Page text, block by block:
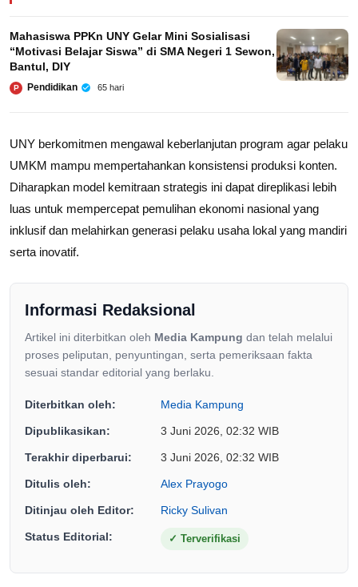
Mahasiswa PPKn UNY Gelar Mini Sosialisasi
“Motivasi Belajar Siswa” di SMA Negeri 1 Sewon,
Bantul, DIY
P Pendidikan 65 hari
UNY berkomitmen mengawal keberlanjutan program agar pelaku
UMKM mampu mempertahankan konsistensi produksi konten.
Diharapkan model kemitraan strategis ini dapat direplikasi lebih
luas untuk mempercepat pemulihan ekonomi nasional yang
inklusif dan melahirkan generasi pelaku usaha lokal yang mandiri
serta inovatif.
Informasi Redaksional
Artikel ini diterbitkan oleh Media Kampung dan telah melalui
proses peliputan, penyuntingan, serta pemeriksaan fakta
sesuai standar editorial yang berlaku.
Diterbitkan oleh: Media Kampung
Dipublikasikan: 3 Juni 2026, 02:32 WIB
Terakhir diperbarui: 3 Juni 2026, 02:32 WIB
Ditulis oleh: Alex Prayogo
Ditinjau oleh Editor: Ricky Sulivan
Status Editorial: ✓ Terverifikasi